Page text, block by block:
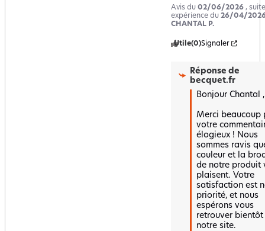
Avis du 02/06/2026 ,
expérience du 26/04/
CHANTAL P.
Utile(0)Signaler
Réponse de
becquet.fr
Bonjour
Merci beaucoup
votre
élogieux ! Nous
sommes ravis
couleur et la
de notre produit
plaisent. Votre
satisfaction est
priorité, et nous
espérons vous
retrouver bientôt
notre site.